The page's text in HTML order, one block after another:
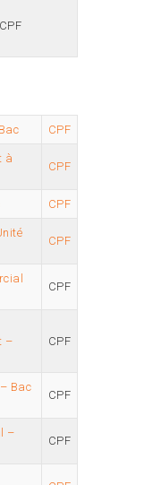
CPF
CPF
à
CPF
CPF
CPF
CPF
–
CPF
Bac
CPF
–
CPF